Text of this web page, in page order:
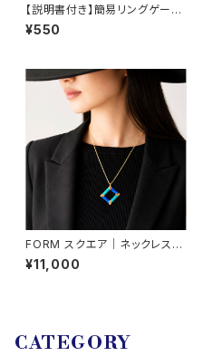
【説明書付き】簡易リングゲージ
バンド
¥550
FORM スクエア｜ネックレス
（ネックレス取り外し可能）
¥11,000
CATEGORY